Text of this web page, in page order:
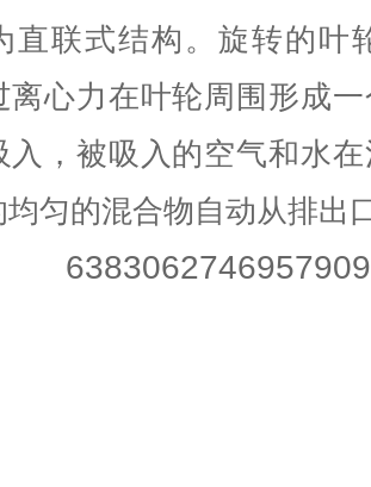
直联式结构。旋转的叶
离心力在叶轮周围形成
入，被吸入的空气和水
匀的混合物自动从排出